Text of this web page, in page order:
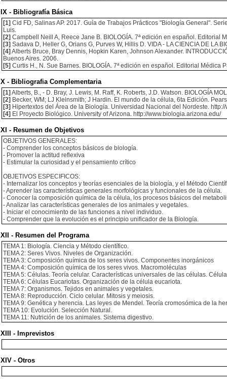
IX - Bibliografía Básica
[1] Cid FD, Salinas AP. 2017. Guía de Trabajos Prácticos "Biología General".
Luis.
[2] Campbell Neill A, Reece Jane B. BIOLOGÍA. 7ª edición en español. Editorial
[3] Sadava D, Heller G, Orians G, Purves W, Hillis D. VIDA - LA CIENCIA DE LA
[4] Alberts Bruce, Bray Dennis, Hopkin Karen, Johnson Alexander.
Buenos Aires. 2006.
[5] Curtis H., N. Sue Barnes. BIOLOGÍA. 7ª edición en español. Editorial Médica
X - Bibliografia Complementaria
[1] Alberts, B., - D. Bray, J. Lewis, M. Raff, K. Roberts, J.D. Watson. BIOLOGÍA
[2] Becker, WM; LJ Kleinsmith; J Hardin. El mundo de la célula, 6ta Edición.
[3] Hipertextos del Área de la Biología. Universidad Nacional del Nordeste.
[4] El Proyecto Biológico. University of Arizona. http://www.biologia.arizona.edu/
XI - Resumen de Objetivos
OBJETIVOS GENERALES:
- Comprender los conceptos básicos de biología.
- Promover la actitud reflexiva
- Estimular la curiosidad y el pensamiento crítico
OBJETIVOS ESPECIFICOS:
- Internalizar los conceptos y teorías esenciales de la biología, y el Método
- Aprender las características generales morfológicas y funcionales de la célula.
- Conocer la composición química de la célula, los procesos básicos del
- Analizar las características generales de los animales y vegetales.
- Iniciar el conocimiento de las funciones a nivel individuo.
- Comprender que la evolución es el principio unificador de la Biología.
XII - Resumen del Programa
TEMA 1: Biología. Ciencia y Método científico.
TEMA 2: Seres Vivos. Niveles de Organización.
TEMA 3: Composición química de los seres vivos. Componentes inorgánicos
TEMA 4: Composición química de los seres vivos. Macromoléculas
TEMA 5: Células. Teoría celular. Características universales de las células.
TEMA 6: Células Eucariotas. Organización de la célula eucariota.
TEMA 7: Organismos. Tejidos en animales y vegetales.
TEMA 8: Reproducción. Ciclo celular. Mitosis y meiosis.
TEMA 9: Genética y herencia. Las leyes de Mendel. Teoría cromosómica de la
TEMA 10: Evolución. Selección Natural.
TEMA 11: Nutrición de los animales. Sistema digestivo.
XIII - Imprevistos
XIV - Otros